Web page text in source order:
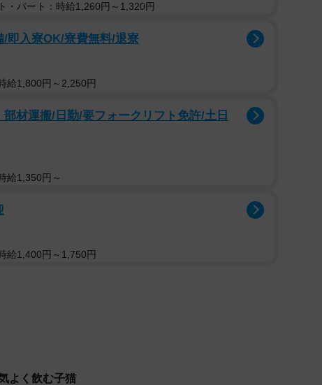
・パート：時給1,260円～1,320円
即入寮OK/寮費無料/退寮
給1,800円～2,250円
材運搬/日勤/要フォークリフト免許/土日
給1,350円～
給1,400円～1,750円
よく飲む子猫